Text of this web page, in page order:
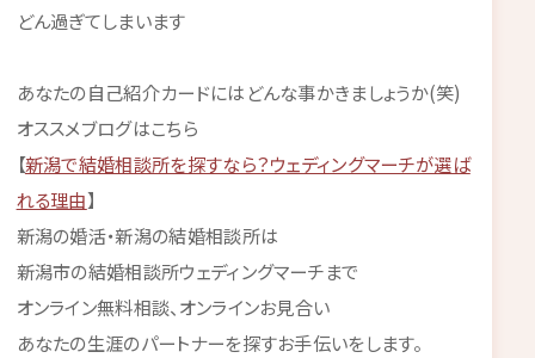
どん過ぎてしまいます
あなたの自己紹介カードにはどんな事かきましょうか(笑)
オススメブログはこちら
【新潟で結婚相談所を探すなら？ウェディングマーチが選ば
れる理由】
新潟の婚活・新潟の結婚相談所は
新潟市の結婚相談所ウェディングマーチまで
オンライン無料相談、オンラインお見合い
あなたの生涯のパートナーを探すお手伝いをします。